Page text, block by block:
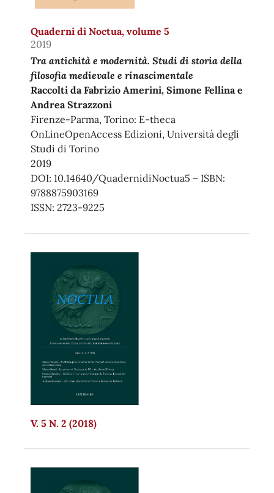
Quaderni di Noctua, volume 5
2019
Tra antichità e modernità. Studi di storia della
filosofia medievale e rinascimentale
Raccolti da Fabrizio Amerini, Simone Fellina e
Andrea Strazzoni
Firenze-Parma, Torino: E-theca
OnLineOpenAccess Edizioni, Università degli
Studi di Torino
2019
DOI: 10.14640/QuadernidiNoctua5 – ISBN:
9788875903169
ISSN: 2723-9225
V. 5 N. 2 (2018)